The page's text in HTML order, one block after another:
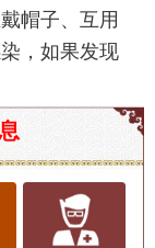
帽子、互用
，如果发现